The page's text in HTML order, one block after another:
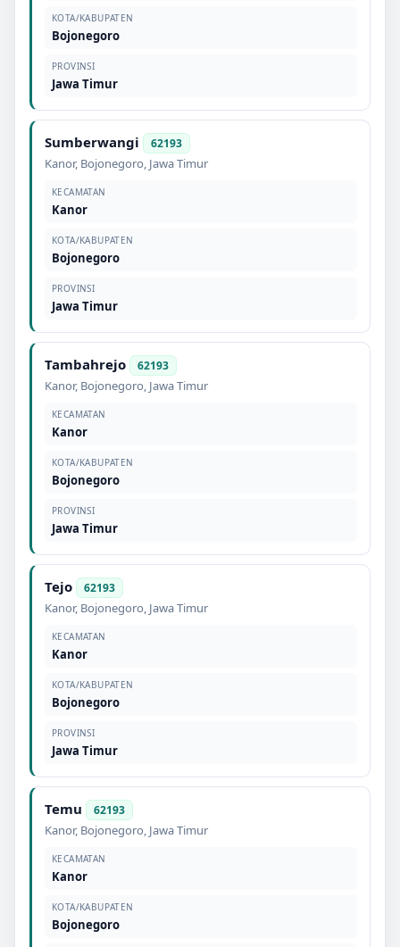
KOTA/KABUPATEN
Bojonegoro
PROVINSI
Jawa Timur
Sumberwangi 62193
Kanor, Bojonegoro, Jawa Timur
KECAMATAN
Kanor
KOTA/KABUPATEN
Bojonegoro
PROVINSI
Jawa Timur
Tambahrejo 62193
Kanor, Bojonegoro, Jawa Timur
KECAMATAN
Kanor
KOTA/KABUPATEN
Bojonegoro
PROVINSI
Jawa Timur
Tejo 62193
Kanor, Bojonegoro, Jawa Timur
KECAMATAN
Kanor
KOTA/KABUPATEN
Bojonegoro
PROVINSI
Jawa Timur
Temu 62193
Kanor, Bojonegoro, Jawa Timur
KECAMATAN
Kanor
KOTA/KABUPATEN
Bojonegoro